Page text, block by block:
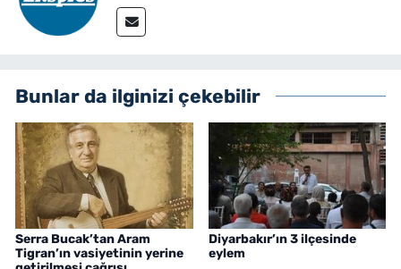
Bunlar da ilginizi çekebilir
Serra Bucak’tan Aram
Tigran’ın vasiyetinin yerine
Diyarbakır’ın 3 ilçesinde
eylem